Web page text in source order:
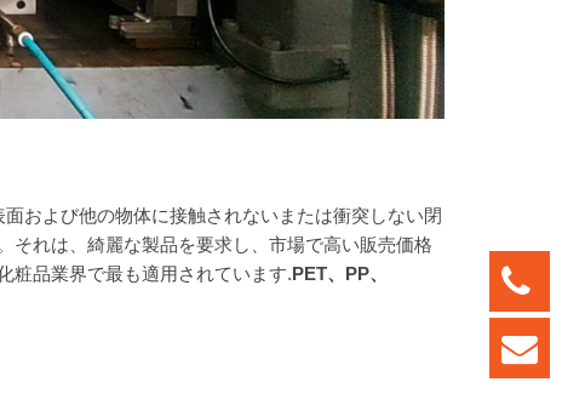
および他の物体に接触されないまたは衝突しない閉
それは、綺麗な製品を要求し、市場で高い販売価格
粧品業界で最も適用されています.PET、 PP、